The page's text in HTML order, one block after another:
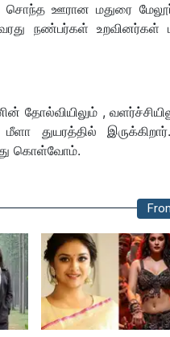
சொந்த ஊரான மதுரை
நண்பர்கள் உறவினர்கள்
தோல்வியிலும் ,
மீளா துயரத்தில்
கொள்வோம்.